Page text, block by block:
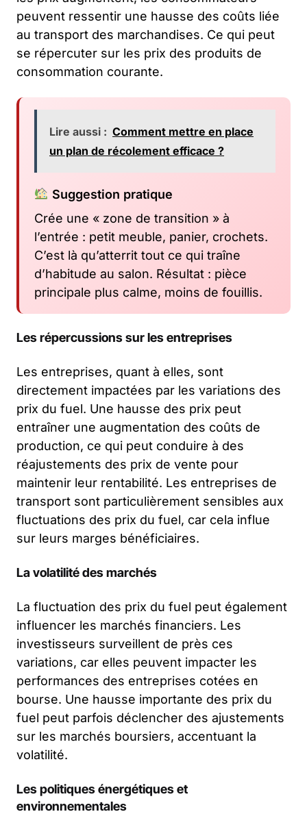
peuvent ressentir une hausse des coûts liée
au transport des marchandises. Ce qui peut
se répercuter sur les prix des produits de
consommation courante.
Lire aussi : Comment mettre en place
un plan de récolement efficace ?
Suggestion pratique
Crée une « zone de transition » à
l’entrée : petit meuble, panier, crochets.
C’est là qu’atterrit tout ce qui traîne
d’habitude au salon. Résultat : pièce
principale plus calme, moins de fouillis.
Les répercussions sur les entreprises
Les entreprises, quant à elles, sont
directement impactées par les variations des
prix du fuel. Une hausse des prix peut
entraîner une augmentation des coûts de
production, ce qui peut conduire à des
réajustements des prix de vente pour
maintenir leur rentabilité. Les entreprises de
transport sont particulièrement sensibles aux
fluctuations des prix du fuel, car cela influe
sur leurs marges bénéficiaires.
La volatilité des marchés
La fluctuation des prix du fuel peut également
influencer les marchés financiers. Les
investisseurs surveillent de près ces
variations, car elles peuvent impacter les
performances des entreprises cotées en
bourse. Une hausse importante des prix du
fuel peut parfois déclencher des ajustements
sur les marchés boursiers, accentuant la
volatilité.
Les politiques énergétiques et
environnementales